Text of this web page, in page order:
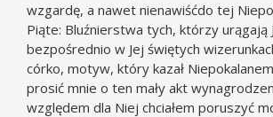
wzgardę, a nawet nienawiśćdo tej
Piąte: Bluźnierstwa tych, którzy urągają
bezpośrednio w Jej świętych
córko, motyw, który kazał
prosić mnie o ten mały akt
względem dla Niej chciałem poruszyć